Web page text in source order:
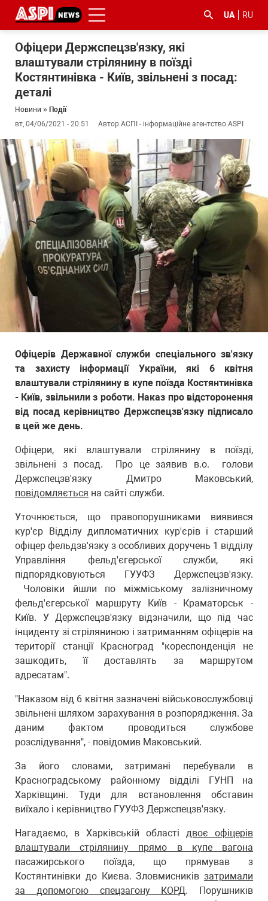
UA RU
Офіцери Держспецзв'язку, які
влаштували стрілянину в поїзді
Костянтинівка - Київ, звільнені з посад:
деталі
Новини » Події
вт, 04/06/2021 - 20:51
Автор:АСПІ - інформаційне агентство ASPI
Офіцерів Державної служби спеціального зв'язку
та захисту інформації України, які 6 квітня
влаштували стрілянину в купе поїзда Костянтинівка
- Київ, звільнили з роботи. Наказ про відсторонення
від посад керівництво Держспецзв'язку підписало
в цей же день.
Офіцери, які влаштували стрілянину в поїзді,
звільнені з посад. Про це заявив в.о. голови
Держспецзв'язку Дмитро Маковський,
повідомляється на сайті служби.
Уточнюється, що правопорушниками виявився
кур'єр Відділу дипломатичних кур'єрів і старший
офіцер фельдзв'язку з особливих доручень 1 відділу
Управління фельд'єгерської служби, які
підпорядковуються ГУУФЗ Держспецзв'язку.
Чоловіки йшли по міжміському залізничному
фельд'єгерської маршруту Київ - Краматорськ -
Київ. У Держспецзв'язку відзначили, що під час
інциденту зі стріляниною і затриманням офіцерів на
території станції Красноград "кореспонденція не
зашкодить, її доставлять за маршрутом
адресатам".
"Наказом від 6 квітня зазначені військовослужбовці
звільнені шляхом зарахування в розпорядження. За
даним фактом проводиться службове
розслідування", - повідомив Маковський.
За його словами, затримані перебували в
Красноградському районному відділі ГУНП на
Харківщині. Туди для встановлення обставин
виїхало і керівництво ГУУФЗ Держспецзв'язку.
Нагадаємо, в Харківській області двоє офіцерів
влаштували стрілянину прямо в купе вагона
пасажирського поїзда, що прямував з
Костянтинівки до Києва. Зловмисників затримали
за допомогою спецзагону КОРД. Порушників
з
корупцією